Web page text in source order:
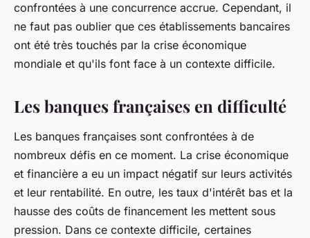
confrontées à une concurrence accrue. Cependant, il
ne faut pas oublier que ces établissements bancaires
ont été très touchés par la crise économique
mondiale et qu'ils font face à un contexte difficile.
Les banques françaises en difficulté
Les banques françaises sont confrontées à de
nombreux défis en ce moment. La crise économique
et financière a eu un impact négatif sur leurs activités
et leur rentabilité. En outre, les taux d'intérêt bas et la
hausse des coûts de financement les mettent sous
pression. Dans ce contexte difficile, certaines